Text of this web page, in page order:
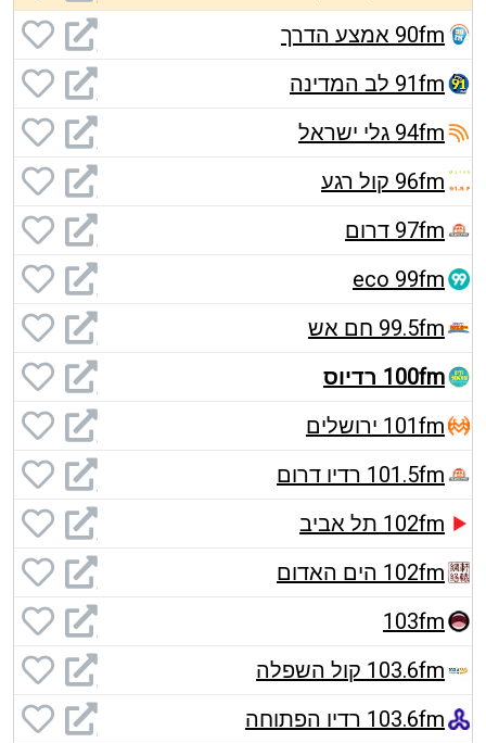
90fm אמצע הדרך
91fm לב המדינה
94fm גלי ישראל
96fm קול רגע
97fm דרום
eco 99fm
99.5fm חם אש
100fm רדיוס
101fm ירושלים
101.5fm רדיו דרום
102fm תל אביב
102fm הים האדום
103fm
103.6fm קול השפלה
103.6fm רדיו הפתוחה